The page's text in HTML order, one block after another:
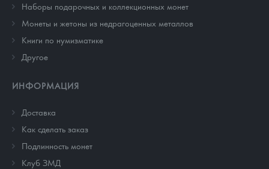
Наборы подарочных и коллекционных монет
Монеты и жетоны из недрагоценных металлов
Книги по нумизматике
Другое
ИНФОРМАЦИЯ
Доставка
Как сделать заказ
Подлинность монет
Клуб ЗМД